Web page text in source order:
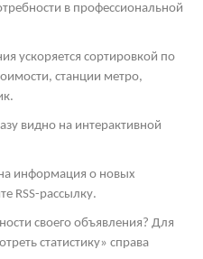
в профессиональной
ускоряется сортировкой по
станции метро,
видно на интерактивной
информация о новых
RSS-рассылку.
своего объявления? Для
статистику» справа